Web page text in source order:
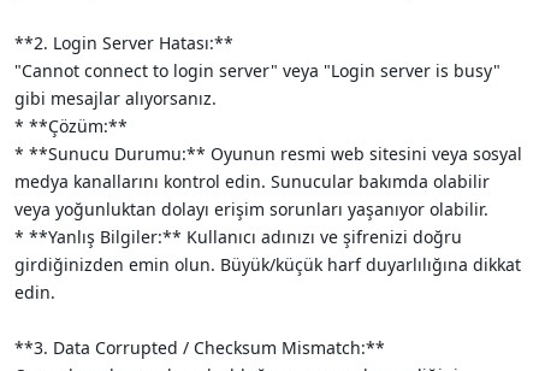
**2. Login Server Hatası:**
"Cannot connect to login server" veya "Login server is busy"
gibi mesajlar alıyorsanız.
* **Çözüm:**
* **Sunucu Durumu:** Oyunun resmi web sitesini veya sosyal
medya kanallarını kontrol edin. Sunucular bakımda olabilir
veya yoğunluktan dolayı erişim sorunları yaşanıyor olabilir.
* **Yanlış Bilgiler:** Kullanıcı adınızı ve şifrenizi doğru
girdiğinizden emin olun. Büyük/küçük harf duyarlılığına dikkat
edin.
**3. Data Corrupted / Checksum Mismatch:**